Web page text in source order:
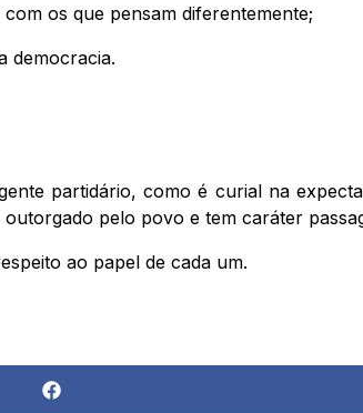
os que pensam diferentemente;
democracia.
partidário, como é curial na
pelo povo e tem caráter
ao papel de cada um.